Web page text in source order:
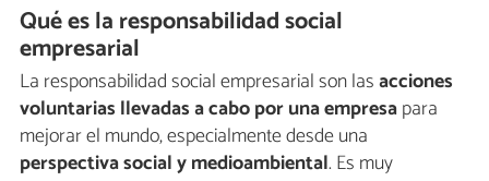
Qué es la responsabilidad social
empresarial
La responsabilidad social empresarial son lasacciones
voluntarias llevadas a cabo por una empresapara
mejorar el mundo, especialmente desde una
perspectiva social y medioambiental. Es muy